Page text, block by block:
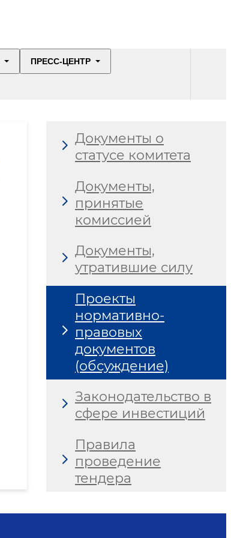
ПРЕСС-ЦЕНТР
Документы о
статусе комитета
Документы,
принятые
комиссией
Документы,
утратившие силу
Проекты
нормативно-
правовых
документов
(обсуждение)
Законодательство в
сфере инвестиций
Правила
проведение
тендера